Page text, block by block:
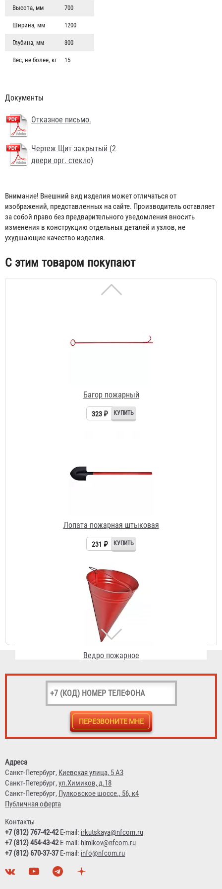
Высота, мм 700
Ширина, мм 1200
Глубина, мм 300
Вес, не более, кг 15
Документы
Отказное письмо.
Чертеж Щит закрытый (2
двери орг. стекло)
Внимание! Внешний вид изделия может отличаться от
изображений, представленных на сайте. Производитель оставляет
за собой право без предварительного уведомления вносить
изменения в конструкцию отдельных деталей и узлов, не
ухудшающие качество изделия.
С этим товаром покупают
268 ₽
Ведро пожарное
215 ₽
Огнетушитель ОП-4 АВСЕ Огнеборец / Гарвилон
591 ₽
Адреса
Санкт-Петербург, Киевская улица, 5 А3
Санкт-Петербург,ул.Химиков, д.18
Санкт-Петербург, Пулковское шоссе., 56, к4
Публичная оферта
Контакты
+7 (812) 767-42-42E-mail: irkutskaya@nfcom.ru
+7 (812) 454-43-42E-mail: himikov@nfcom.ru
+7 (812) 670-37-37E-mail: info@nfcom.ru